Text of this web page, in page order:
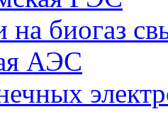
биогаз
АЭС